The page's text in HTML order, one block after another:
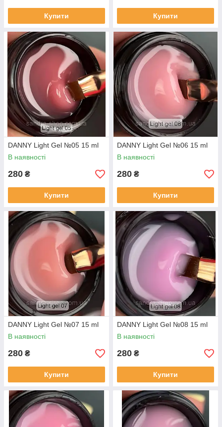
Купити Купити
DANNY Light Gel №05 15 ml
В наявності
280 ₴
Купити
DANNY Light Gel №06 15 ml
В наявності
280 ₴
Купити
DANNY Light Gel №07 15 ml
В наявності
280 ₴
Купити
DANNY Light Gel №08 15 ml
В наявності
280 ₴
Купити